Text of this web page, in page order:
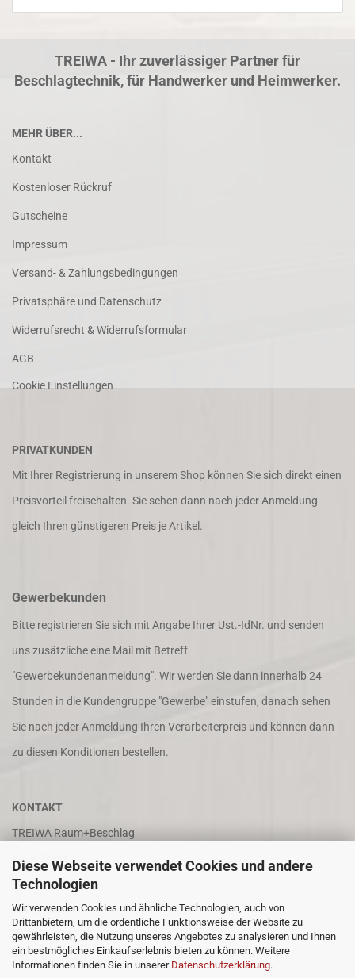
Diese Webseite verwendet Cookies und andere
Technologien
Wir verwenden Cookies und ähnliche Technologien, auch von
Drittanbietern, um die ordentliche Funktionsweise der Website zu
gewährleisten, die Nutzung unseres Angebotes zu analysieren und Ihnen
ein bestmögliches Einkaufserlebnis bieten zu können. Weitere
Informationen finden Sie in unserer Datenschutzerklärung.
TREIWA - Ihr zuverlässiger Partner für
Beschlagtechnik, für Handwerker und Heimwerker.
MEHR ÜBER...
Kontakt
Kostenloser Rückruf
Gutscheine
Impressum
Versand- & Zahlungsbedingungen
Privatsphäre und Datenschutz
Widerrufsrecht & Widerrufsformular
AGB
Cookie Einstellungen
PRIVATKUNDEN
Mit Ihrer Registrierung in unserem Shop können Sie sich direkt einen
Preisvorteil freischalten. Sie sehen dann nach jeder Anmeldung
gleich Ihren günstigeren Preis je Artikel.
Gewerbekunden
Bitte registrieren Sie sich mit Angabe Ihrer Ust.-IdNr. und senden
uns zusätzliche eine Mail mit Betreff
"Gewerbekundenanmeldung". Wir werden Sie dann innerhalb 24
Stunden in die Kundengruppe "Gewerbe" einstufen, danach sehen
Sie nach jeder Anmeldung Ihren Verarbeiterpreis und können dann
zu diesen Konditionen bestellen.
KONTAKT
TREIWA Raum+Beschlag
Alwin Treitz
In der Puhl 8
66687 Wadern
Tel. +49 (0)6871 4202
Fax +49 (0)6871 8932